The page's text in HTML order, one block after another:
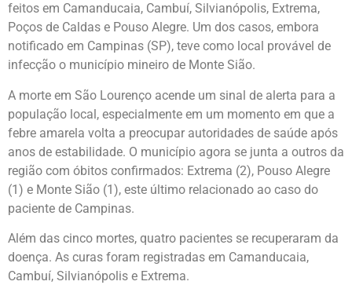
feitos em Camanducaia, Cambuí, Silvianópolis, Extrema,
Poços de Caldas e Pouso Alegre. Um dos casos, embora
notificado em Campinas (SP), teve como local provável de
infecção o município mineiro de Monte Sião.
A morte em São Lourenço acende um sinal de alerta para a
população local, especialmente em um momento em que a
febre amarela volta a preocupar autoridades de saúde após
anos de estabilidade. O município agora se junta a outros da
região com óbitos confirmados: Extrema (2), Pouso Alegre
(1) e Monte Sião (1), este último relacionado ao caso do
paciente de Campinas.
Além das cinco mortes, quatro pacientes se recuperaram da
doença. As curas foram registradas em Camanducaia,
Cambuí, Silvianópolis e Extrema.